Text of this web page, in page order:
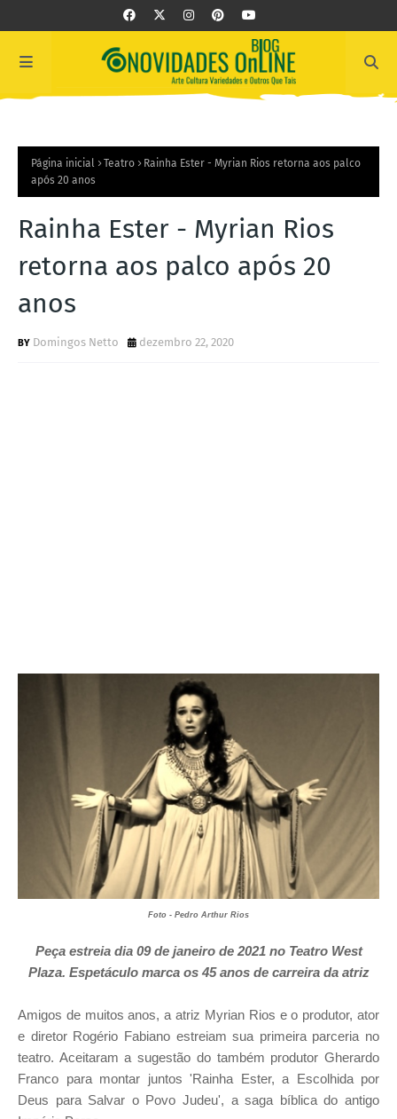
Página inicial Teatro
Rainha Ester - Myrian Rios retorna aos palco
após 20 anos
Rainha Ester - Myrian Rios
retorna aos palco após 20
anos
Domingos Netto dezembro 22, 2020
Foto - Pedro Arthur Rios
Peça estreia dia 09 de janeiro de 2021 no Teatro West
Plaza. Espetáculo marca os 45 anos de carreira da atriz
Amigos de muitos anos, a atriz Myrian Rios e o produtor, ator
e diretor Rogério Fabiano estreiam sua primeira parceria no
teatro. Aceitaram a sugestão do também produtor Gherardo
Franco para montar juntos 'Rainha Ester, a Escolhida por
Deus para Salvar o Povo Judeu', a saga bíblica do antigo